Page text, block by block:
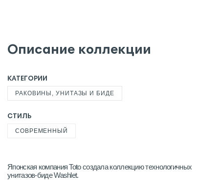
Описание коллекции
КАТЕГОРИИ
РАКОВИНЫ, УНИТАЗЫ И БИДЕ
СТИЛЬ
СОВРЕМЕННЫЙ
Японская компания Toto создала коллекцию технологичных
унитазов-биде Washlet.